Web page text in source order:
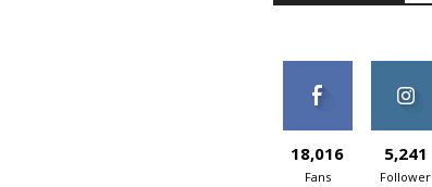
18,016
Fans
5,241
Follower